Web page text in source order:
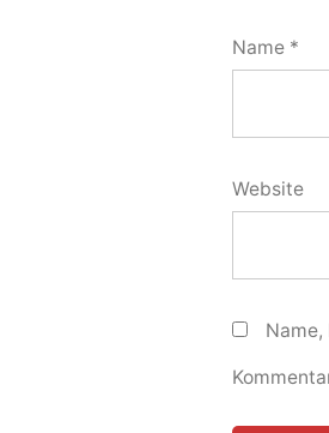
Name *
Website